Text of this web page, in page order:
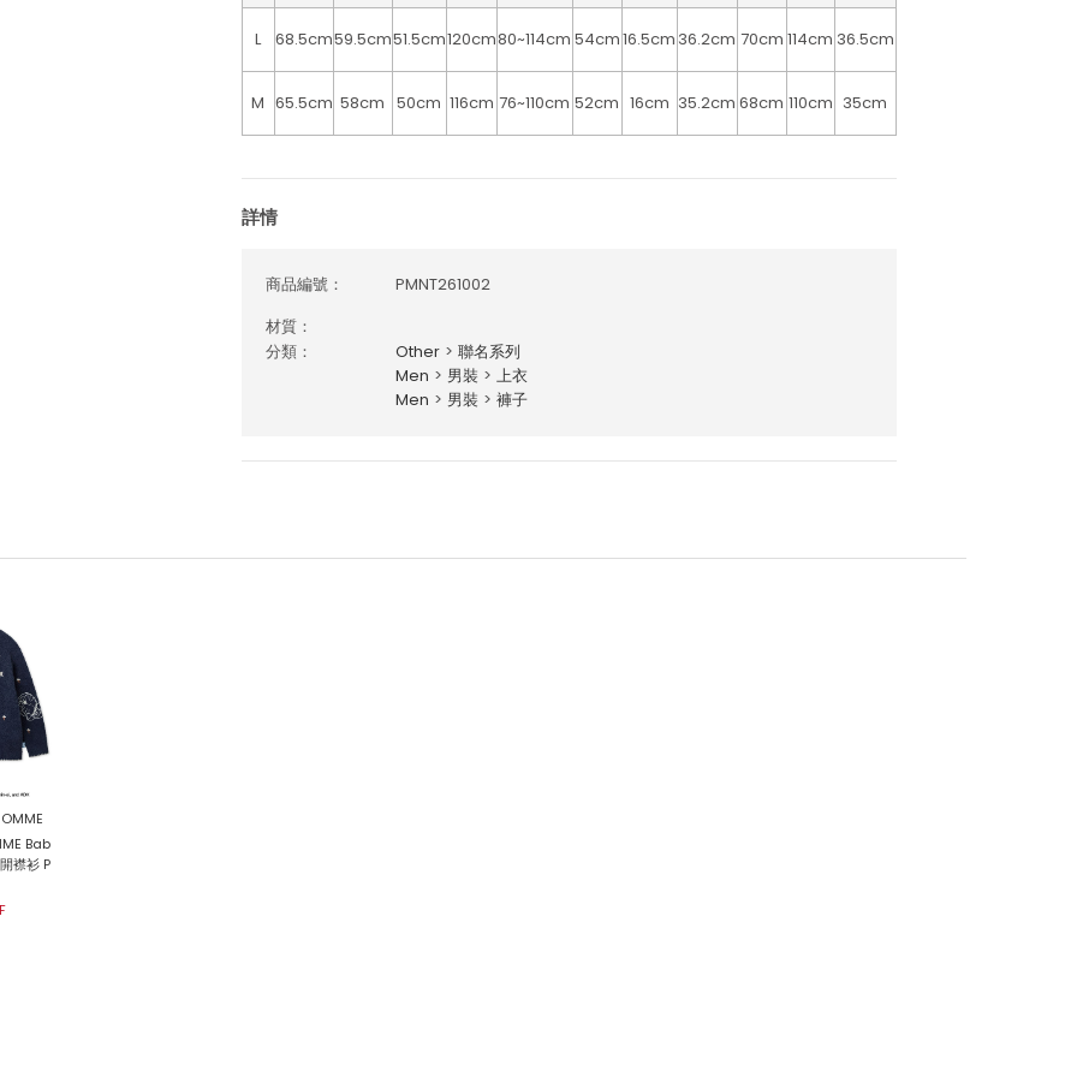
L 68.5cm59.5cm51.5cm120cm80~114cm 54cm16.5cm 36.2cm 70cm 114cm 36.5cm
M 65.5cm 58cm 50cm 116cm 76~110cm 52cm 16cm 35.2cm 68cm 110cm 35cm
詳情
商品編號：
PMNT261002
材質：
分類：
Other > 聯名系列
Men > 男裝 > 上衣
Men > 男裝 > 褲子
Bab
襟衫 P